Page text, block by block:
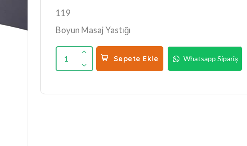
119
Boyun Masaj Yastığı
1 Sepete Ekle Whatsapp Sipariş